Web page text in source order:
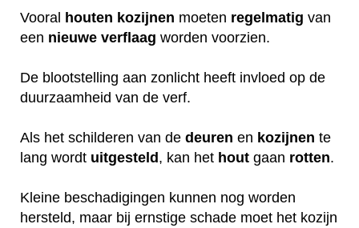
Vooral houten kozijnen moeten regelmatig van
een nieuwe verflaag worden voorzien.
De blootstelling aan zonlicht heeft invloed op de
duurzaamheid van de verf.
Als het schilderen van de deuren en kozijnen te
lang wordt uitgesteld, kan het hout gaan rotten.
Kleine beschadigingen kunnen nog worden
hersteld, maar bij ernstige schade moet het kozijn